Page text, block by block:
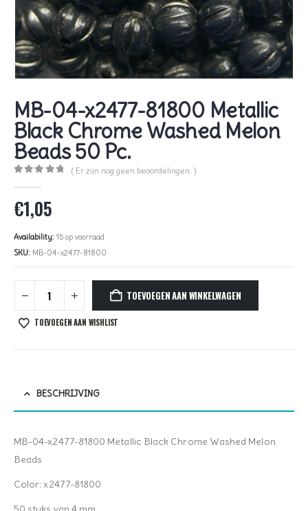
MB-04-x2477-81800 Metallic
Black Chrome Washed Melon
Beads 50 Pc.
( Er zijn nog geen beoordelingen. )
€1,05
Availability: 15 op voorraad
SKU: MB-04-x2477-81800
TOEVOEGEN AAN WINKELWAGEN
TOEVOEGEN AAN WISHLIST
BESCHRIJVING
MB-04-x2477-81800 Metallic Black Chrome Washed Melon
Beads
Color: x2477-81800